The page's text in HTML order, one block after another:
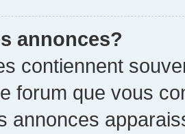
annonces?
contiennent
forum que vous
annonces